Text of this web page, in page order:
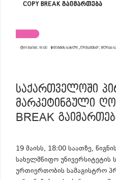
ᲡᲐᲥᲐᲠᲗᲕᲔᲚᲝᲨᲘ
ᲛᲐᲠᲙᲔᲢᲘᲜᲒᲣᲚᲘ
BREAK
19 მაისს, 18:00 საათზე,
სახელმწიფო უნივერსიტეტის
ურთიერთობის სამაგისტრო